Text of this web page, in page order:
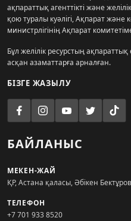
ақпараттық агенттікті және
қою туралы куәлігі, Ақпарат және
министрлігінің Ақпарат
Бұл желілік ресурстың
асқан азаматтарға арналған.
БІЗГЕ ЖАЗЫЛУ
БАЙЛАНЫС
МЕКЕН-ЖАЙ
ҚР, Астана қаласы, Әбікен
ТЕЛЕФОН
+7 701 933 8520